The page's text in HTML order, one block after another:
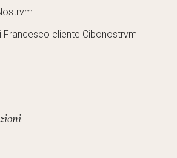
Francesco cliente Cibonostrvm